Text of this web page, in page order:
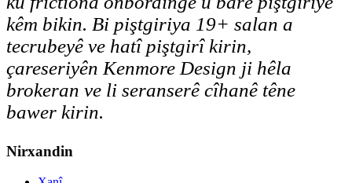
kêm bikin. Bi piştgiriya 19+ salan a
tecrubeyê ve hatî piştgirî kirin,
çareseriyên Kenmore Design ji hêla
brokeran ve li seranserê cîhanê têne
bawer kirin.
Nirxandin